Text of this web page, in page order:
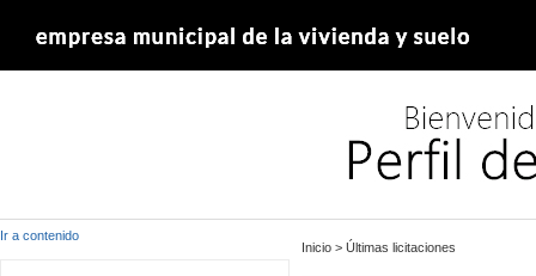
Ir a contenido
Inicio > Últimas licitaciones